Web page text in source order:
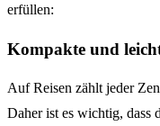
erfüllen:
Kompakte und
Auf Reisen zählt jeder
Daher ist es wichtig, dass